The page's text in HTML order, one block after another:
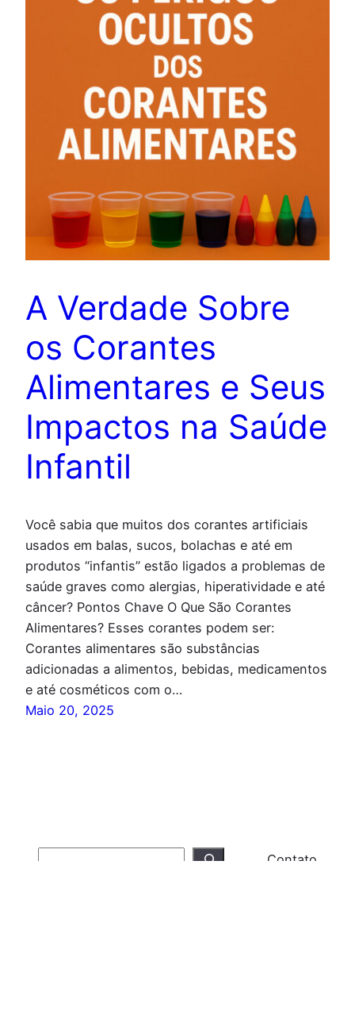
A Verdade Sobre
os Corantes
Alimentares e Seus
Impactos na Saúde
Infantil
Você sabia que muitos dos corantes artificiais
usados em balas, sucos, bolachas e até em
produtos “infantis” estão ligados a problemas de
saúde graves como alergias, hiperatividade e até
câncer? Pontos Chave O Que São Corantes
Alimentares? Esses corantes podem ser:
Corantes alimentares são substâncias
adicionadas a alimentos, bebidas, medicamentos
e até cosméticos com o…
Maio 20, 2025
Contato